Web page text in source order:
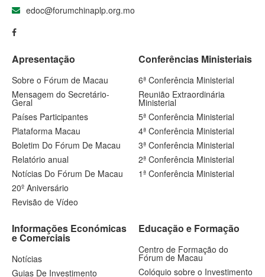
edoc@forumchinaplp.org.mo
Apresentação
Sobre o Fórum de Macau
Mensagem do Secretário-
Geral
Países Participantes
Plataforma Macau
Boletim Do Fórum De Macau
Relatório anual
Notícias Do Fórum De Macau
20º Aniversário
Revisão de Vídeo
Conferências Ministeriais
6ª Conferência Ministerial
Reunião Extraordinária
Ministerial
5ª Conferência Ministerial
4ª Conferência Ministerial
3ª Conferência Ministerial
2ª Conferência Ministerial
1ª Conferência Ministerial
Informações Económicas
e Comerciais
Notícias
Guias De Investimento
Educação e Formação
Centro de Formação do
Fórum de Macau
Colóquio sobre o Investimento